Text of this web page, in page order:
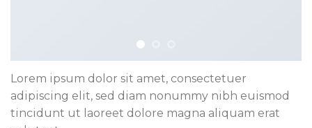
Lorem ipsum dolor sit amet, consectetuer
adipiscing elit, sed diam nonummy nibh euismod
tincidunt ut laoreet dolore magna aliquam erat